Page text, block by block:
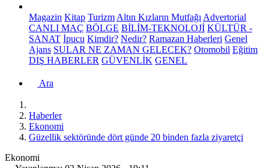
Magazin Kitap Turizm Altın Kızların Mutfağı Advertorial
CANLI MAÇ BÖLGE BİLİM-TEKNOLOJİ KÜLTÜR -
SANAT İpucu Kimdir? Nedir? Ramazan Haberleri Genel
Ajans SULAR NE ZAMAN GELECEK? Otomobil Eğitim
DIŞ HABERLER GÜVENLİK GENEL
Ara
Haberler
Ekonomi
Güzellik sektöründe dört günde 20 binden fazla ziyaretçi
Ekonomi